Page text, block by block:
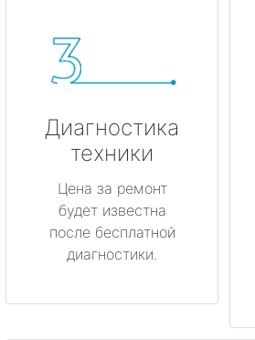
Диагностика
техники
Цена за ремонт
будет известна
после бесплатной
диагностики.